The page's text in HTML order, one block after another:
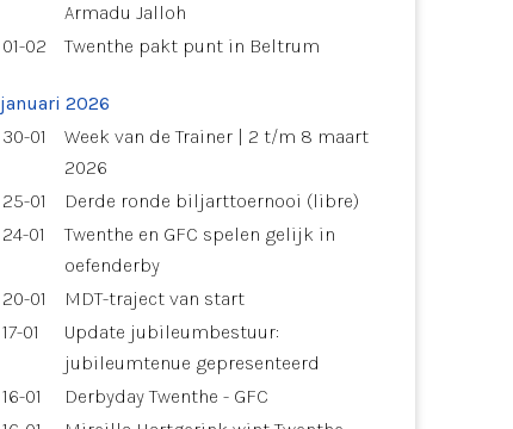
Armadu Jalloh
01-02
Twenthe pakt punt in Beltrum
januari 2026
30-01
Week van de Trainer | 2 t/m 8 maart
2026
25-01
Derde ronde biljarttoernooi (libre)
24-01
Twenthe en GFC spelen gelijk in
oefenderby
20-01
MDT-traject van start
17-01
Update jubileumbestuur:
jubileumtenue gepresenteerd
16-01
Derbyday Twenthe - GFC